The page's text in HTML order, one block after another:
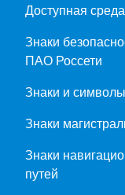
Доступная
Знаки
ПАО Россети
Знаки и
Знаки
Знаки
путей